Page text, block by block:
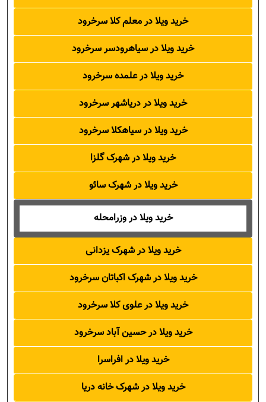
خرید ویلا در معلم کلا سرخرود
خرید ویلا در سیاهرودسر سرخرود
خرید ویلا در علمده سرخرود
خرید ویلا در دریاشهر سرخرود
خرید ویلا در سیاهکلا سرخرود
خرید ویلا در شهرک گلزا
خرید ویلا در شهرک سائو
خرید ویلا در وزرامحله
خرید ویلا در شهرک یزدانی
خرید ویلا در شهرک اکباتان سرخرود
خرید ویلا در علوی کلا سرخرود
خرید ویلا در حسین آباد سرخرود
خرید ویلا در افراسرا
خرید ویلا در شهرک خانه دریا